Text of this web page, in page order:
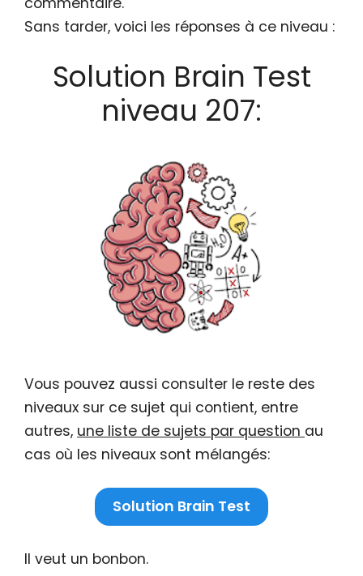
Sans tarder, voici les réponses à ce niveau :
Solution Brain Test
niveau 207:
Vous pouvez aussi consulter le reste des
niveaux sur ce sujet qui contient, entre
autres, une liste de sujets par question au
cas où les niveaux sont mélangés:
Solution Brain Test
Il veut un bonbon.